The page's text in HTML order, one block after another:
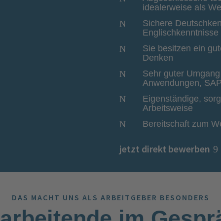
idealerweise als
N
Sichere
Englischkenntnisse
N
Sie besitzen ein
Denken
N
Sehr guter
Anwendungen,
N
Eigenständige,
Arbeitsweise
N
Bereitschaft zum
jetzt direkt bewerben
DAS MACHT UNS ALS ARBEITGEBER BESONDERS